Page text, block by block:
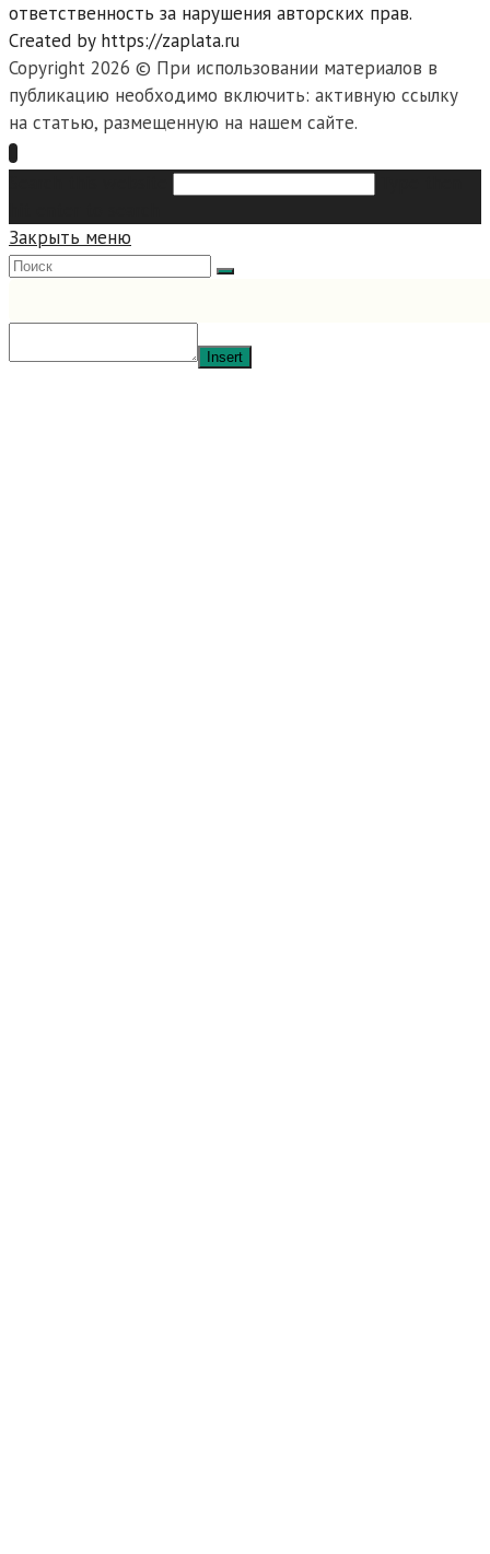
ответственность за нарушения авторских прав.
Created by https://zaplata.ru
Copyright 2026 © При использовании материалов в
публикацию необходимо включить: активную ссылку
на статью, размещенную на нашем сайте.
Закрыть меню
Insert